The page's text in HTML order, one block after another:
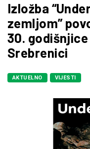
Izložba
zemljom”
30.
Srebrenici
AKTUELNO VIJESTI